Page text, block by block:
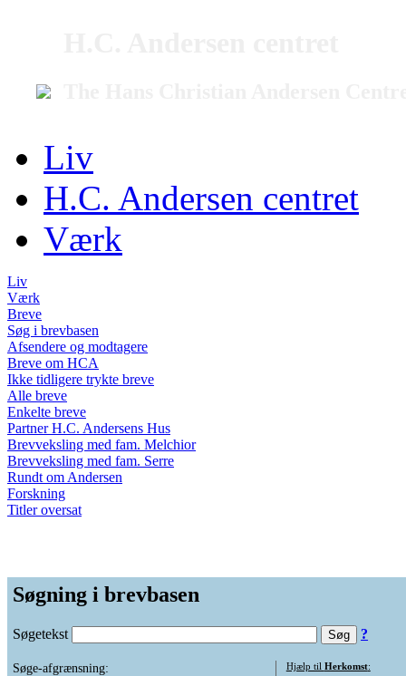
Liv
H.C. Andersen centret
Værk
Liv
Værk
Breve
Søg i brevbasen
Afsendere og modtagere
Breve om HCA
Ikke tidligere trykte breve
Alle breve
Enkelte breve
Partner H.C. Andersens Hus
Brevveksling med fam. Melchior
Brevveksling med fam. Serre
Rundt om Andersen
Forskning
Titler oversat
Søgning i brevbasen
Søgetekst ?
Søge-afgrænsning:
Hjælp til Herkomst: